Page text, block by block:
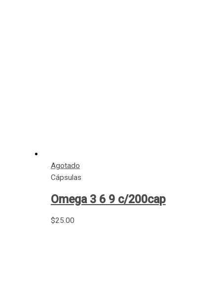
Agotado
Cápsulas
Omega 3 6 9 c/200cap
$25.00